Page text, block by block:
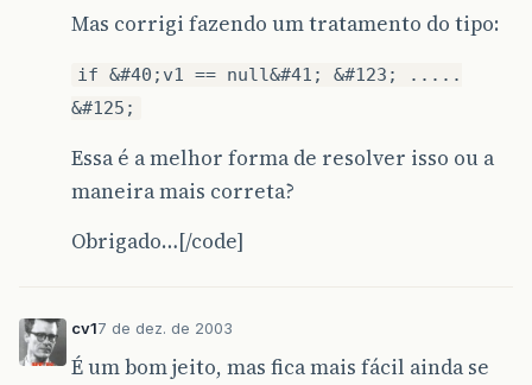
Mas corrigi fazendo um tratamento do tipo:
if &#40;v1 == null&#41; &#123; .....
&#125;
Essa é a melhor forma de resolver isso ou a
maneira mais correta?
Obrigado…[/code]
cv17 de dez. de 2003
É um bom jeito, mas fica mais fácil ainda se